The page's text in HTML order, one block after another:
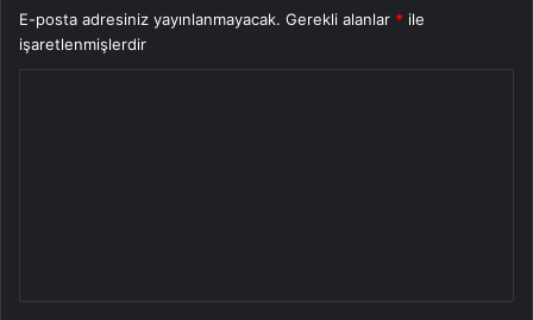
E-posta adresiniz yayınlanmayacak. Gerekli alanlar * ile
işaretlenmişlerdir